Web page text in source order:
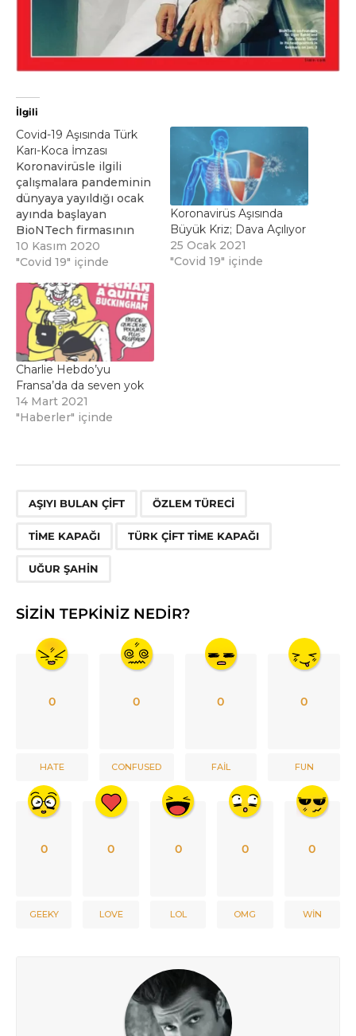
İlgili
Covid-19 Aşısında Türk
Karı-Koca İmzası
Koronavirüsle ilgili
çalışmalara pandeminin
dünyaya yayıldığı ocak
ayında başlayan
BioNTech firmasının
kurucuları arasında Türk
doktorlar da bulunuyor.
10 Kasım 2020
"Covid 19" içinde
Koronavirüs Aşısında
Büyük Kriz; Dava Açılıyor
25 Ocak 2021
"Covid 19" içinde
Charlie Hebdo’yu
Fransa’da da seven yok
14 Mart 2021
"Haberler" içinde
AŞIYI BULAN ÇIFT ÖZLEM TÜRECI
TIME KAPAĞI TÜRK ÇIFT TIME KAPAĞI
UĞUR ŞAHIN
SIZIN TEPKINIZ NEDIR?
0
HATE
0
CONFUSED
0
FAIL
0
FUN
0
GEEKY
0
LOVE
0
LOL
0
OMG
0
WIN